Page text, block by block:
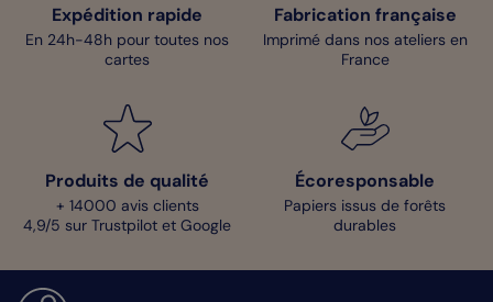
Expédition rapide
En 24h-48h pour toutes nos
cartes
Fabrication française
Imprimé dans nos ateliers en
France
Produits de qualité
+ 14000 avis clients
4,9/5 sur Trustpilot et Google
Écoresponsable
Papiers issus de forêts
durables